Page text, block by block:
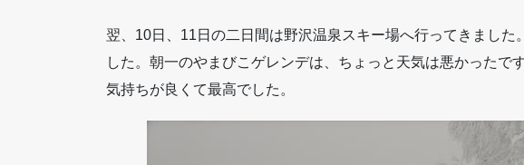
翌、10日、11日の二日間は野沢温泉スキー場へ行ってきました
した。朝一のやまびこゲレンデは、ちょっと天気は悪かったで
気持ちが良くて最高でした。